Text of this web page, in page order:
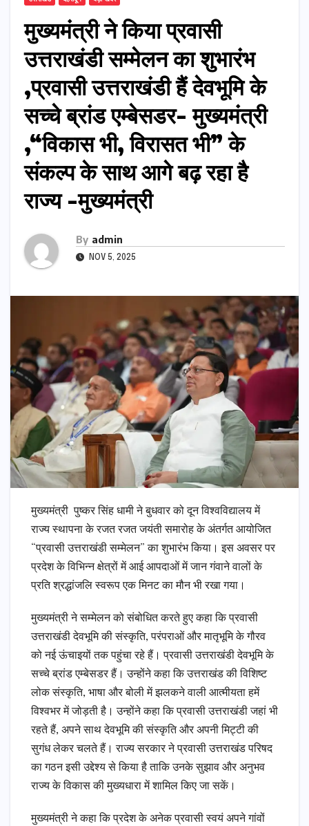
मुख्यमंत्री ने किया प्रवासी
उत्तराखंडी सम्मेलन का शुभारंभ
,प्रवासी उत्तराखंडी हैं देवभूमि के
सच्चे ब्रांड एम्बेसडर- मुख्यमंत्री
,“विकास भी, विरासत भी” के
संकल्प के साथ आगे बढ़ रहा है
राज्य -मुख्यमंत्री
By admin
NOV 5, 2025
मुख्यमंत्री पुष्कर सिंह धामी ने बुधवार को दून विश्वविद्यालय में
राज्य स्थापना के रजत रजत जयंती समारोह के अंतर्गत आयोजित
“प्रवासी उत्तराखंडी सम्मेलन” का शुभारंभ किया। इस अवसर पर
प्रदेश के विभिन्न क्षेत्रों में आई आपदाओं में जान गंवाने वालों के
प्रति श्रद्धांजलि स्वरूप एक मिनट का मौन भी रखा गया।
मुख्यमंत्री ने सम्मेलन को संबोधित करते हुए कहा कि प्रवासी
उत्तराखंडी देवभूमि की संस्कृति, परंपराओं और मातृभूमि के गौरव
को नई ऊंचाइयों तक पहुंचा रहे हैं। प्रवासी उत्तराखंडी देवभूमि के
सच्चे ब्रांड एम्बेसडर हैं। उन्होंने कहा कि उत्तराखंड की विशिष्ट
लोक संस्कृति, भाषा और बोली में झलकने वाली आत्मीयता हमें
विश्वभर में जोड़ती है। उन्होंने कहा कि प्रवासी उत्तराखंडी जहां भी
रहते हैं, अपने साथ देवभूमि की संस्कृति और अपनी मिट्टी की
सुगंध लेकर चलते हैं। राज्य सरकार ने प्रवासी उत्तराखंड परिषद
का गठन इसी उद्देश्य से किया है ताकि उनके सुझाव और अनुभव
राज्य के विकास की मुख्यधारा में शामिल किए जा सकें।
मुख्यमंत्री ने कहा कि प्रदेश के अनेक प्रवासी स्वयं अपने गांवों